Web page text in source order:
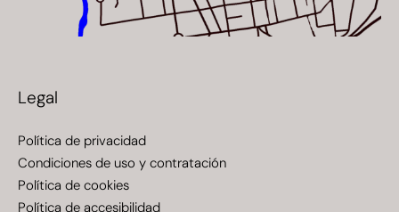
Legal
Política de privacidad
Condiciones de uso y contratación
Política de cookies
Política de accesibilidad